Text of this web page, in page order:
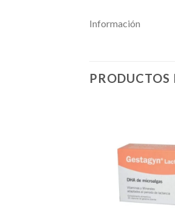
Información
PRODUCTOS